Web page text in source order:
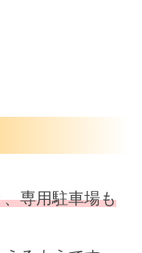
専用駐車場も